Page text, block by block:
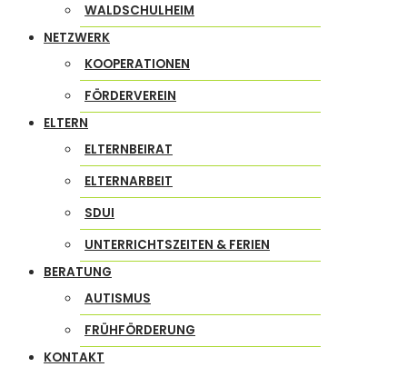
WALDSCHULHEIM
NETZWERK
KOOPERATIONEN
FÖRDERVEREIN
ELTERN
ELTERNBEIRAT
ELTERNARBEIT
SDUI
UNTERRICHTSZEITEN & FERIEN
BERATUNG
AUTISMUS
FRÜHFÖRDERUNG
KONTAKT